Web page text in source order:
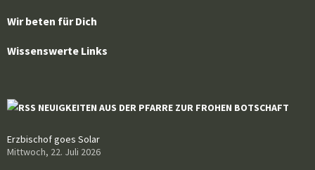
Wir beten für Dich
Wissenswerte Links
NEUIGKEITEN AUS DER PFARRE ZUR FROHEN BOTSCHAFT
Erzbischof goes Solar
Mittwoch, 22. Juli 2026